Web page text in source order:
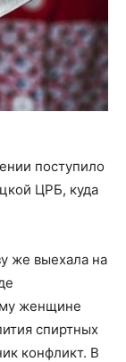
поступило
ЦРБ, куда
же выехала на
женщине
спиртных
конфликт. В